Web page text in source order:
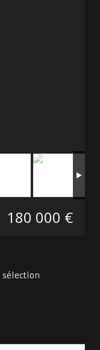
180 000 €
sélection